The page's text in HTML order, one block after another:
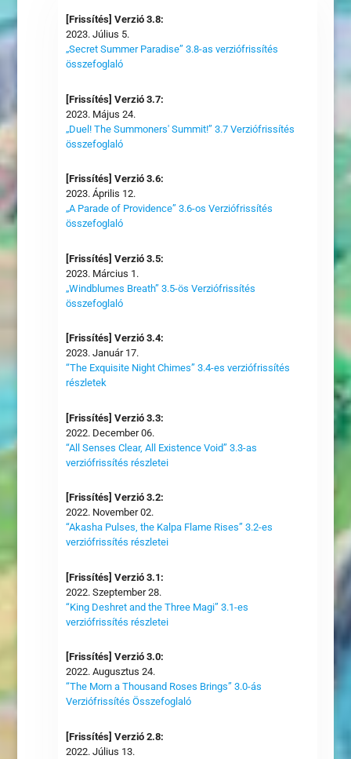
[Frissítés] Verzió 3.8:
2023. Július 5.
„Secret Summer Paradise” 3.8-as verziófrissítés
összefoglaló
[Frissítés] Verzió 3.7:
2023. Május 24.
„Duel! The Summoners' Summit!” 3.7 Verziófrissítés
összefoglaló
[Frissítés] Verzió 3.6:
2023. Április 12.
„A Parade of Providence” 3.6-os Verziófrissítés
összefoglaló
[Frissítés] Verzió 3.5:
2023. Március 1.
„Windblumes Breath” 3.5-ös Verziófrissítés
összefoglaló
[Frissítés] Verzió 3.4:
2023. Január 17.
“The Exquisite Night Chimes” 3.4-es verziófrissítés
részletek
[Frissítés] Verzió 3.3:
2022. December 06.
“All Senses Clear, All Existence Void” 3.3-as
verziófrissítés részletei
[Frissítés] Verzió 3.2:
2022. November 02.
“Akasha Pulses, the Kalpa Flame Rises” 3.2-es
verziófrissítés részletei
[Frissítés] Verzió 3.1:
2022. Szeptember 28.
“King Deshret and the Three Magi” 3.1-es
verziófrissítés részletei
[Frissítés] Verzió 3.0:
2022. Augusztus 24.
“The Morn a Thousand Roses Brings” 3.0-ás
Verziófrissítés Összefoglaló
[Frissítés] Verzió 2.8:
2022. Július 13.